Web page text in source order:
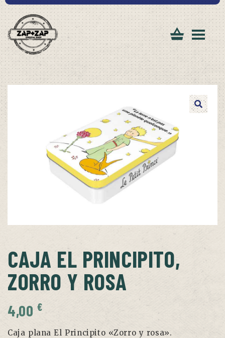
CAJA EL PRINCIPITO,
ZORRO Y ROSA
4,00 €
Caja plana El Principito «Zorro y rosa».